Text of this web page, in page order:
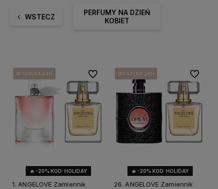
WSTECZ
PERFUMY NA DZIEŃ
KOBIET
🔥 -20% KOD: HOLIDAY
WYSYŁKA 24H
WYSYŁKA 24H
WYSYŁKA 24H
1. ANGELOVE Zamiennik
Do ulubionych
🔥 -20% KOD: HOLIDAY
WYSYŁKA 24H
WYSYŁKA 24H
WYSYŁKA 24H
26. ANGELOVE Zamiennik
Do